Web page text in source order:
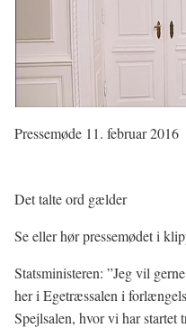
Pressemøde 11. februar 2016
Det talte ord gælder
Se eller hør pressemødet i
Statsministeren: ”Jeg vil
her i Egetræssalen i
Spejlsalen, hvor vi har startet